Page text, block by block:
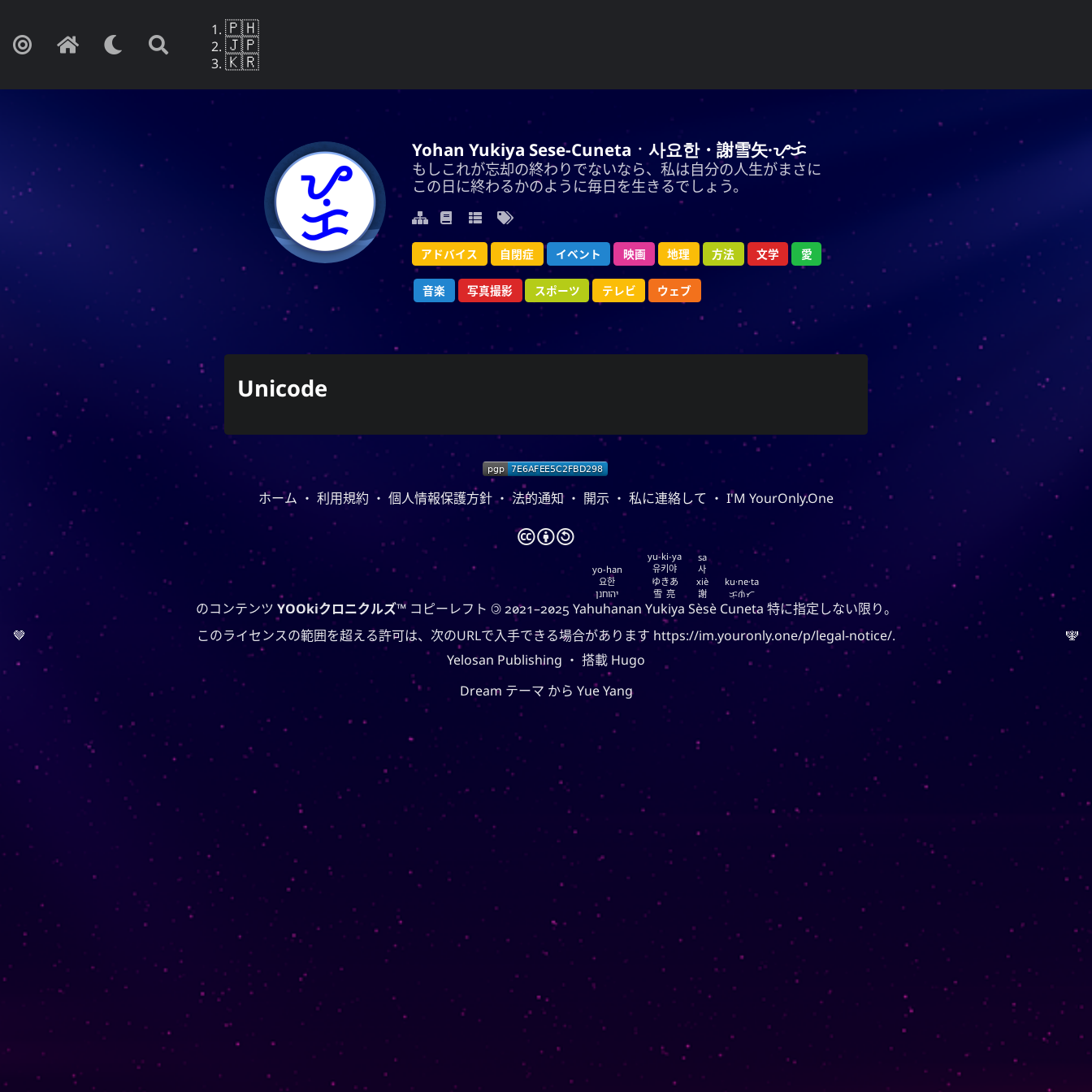
🇵🇭
🇯🇵
🇰🇷
Yohan Yukiya Sese-Cunetaㆍ사요한・謝雪矢·ᜌᜓᜃᜒ
もしこれが忘却の終わりでないなら、私は自分の人生がまさに
この日に終わるかのように毎日を生きるでしょう。
アドバイス 自閉症 イベント 映画 地理 方法 文学 愛
音楽 写真撮影 スポーツ テレビ ウェブ
Unicode
ホーム ・ 利用規約 ・ 個人情報保護方針・法的通知・ 開示 ・ 私に連絡して ・ I'M YourOnly.One
🅭🅯🄎
のコンテンツ YOOkiクロニクルズ™ コピーレフト 🄯 2021–2025 Yahuhanan
יהוחנן
요한
yo-han
Yukiya
雪亮
ゆきあ
유키야
yu-ki-ya
Sèsè
謝
xiè
사
sa
Cuneta
ᜃᜓᜈᜒᜆ
ku·ne·ta
特に指定しない限り。
🤎
このライセンスの範囲を超える許可は、次のURLで入手できる場合があります https://im.youronly.one/p/legal-notice/.
🕎
Yelosan Publishing ・ 搭載 Hugo
Dream テーマ から Yue Yang
Yohan Yukiya Sese-Cunetaㆍ사요한・謝雪矢·ᜌᜓᜃᜒ
もしこれが忘却の終わりでないなら、私は自分の人生がまさに
この日に終わるかのように毎日を生きるでしょう。
アドバイス
自閉症
イベント
映画
地理
方法
文学
愛
音楽
写真撮影
スポーツ
テレビ
ウェブ
YOOkiクロニクルズ
YOOki
クロニクルズ
がカジュアルで個人的なブログに復
帰したことを意味する。
YourOnly.One
の頭文字をマッ
シュアップしたものです。
ᜌᜓᜃᜒ
)**というニックネーム
があります。
興味深いことに、中国の伝説による
柳
は古代中国の姓です。
姓の祖先は、ユ·シュンという古代
の賢王と密接に関連していました。
韓国では
유
系が夏·韓·朝鮮時代
にさかのぼる。 ユまたはユという
名前の所有者は、慈善と勤勉で有名
また、
を意味す
優雅で細身
、そして
すべての人に持続的な栄養と資源を
提供する水域の近くに生えている木
を意味する。 それはまた、存在す
ること、すなわち油（油）、そして
として存在すること
を意味することもできます。
文字は、記録、規
は、エネル
ギー、精神、旗、期間を意味し、ゲ
ルンや不定詞を作る時に使う接尾辞
でもあります。
注意:ネイバーPapago神経翻訳
Snoworld
One Way Faith
techmagus
Love and Relationships
Linklists Are Back
Semantic Web for Hugo
再生中
Shape of My Heart
Black & Blue
Backstreet Boys